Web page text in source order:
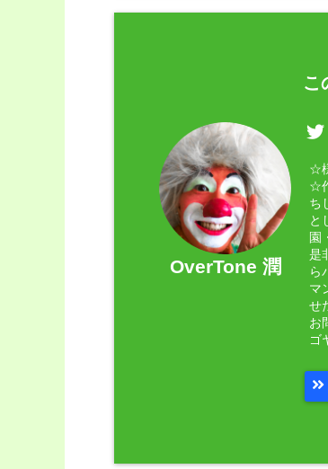
こ
OverTone 潤
☆
☆
ち
と
園
是
ら
マ
せ
お
ゴ